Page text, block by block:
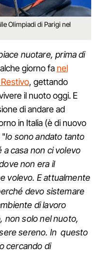
Olimpiadi di Parigi nel
nuotare, prima di
giorno fa nel
, gettando
il nuoto oggi. E
di andare ad
in Italia (è di nuovo
"Io sono andato tanto
casa non ci volevo
non era il
volevo. E attualmente
devo sistemare
di lavoro
non solo nel nuoto,
sereno. In questo
cercando di